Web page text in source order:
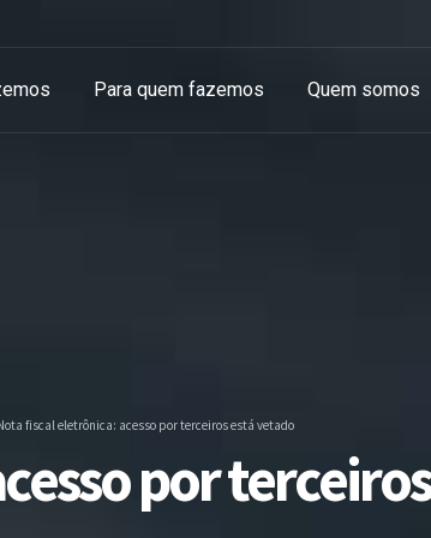
Para quem fazemos Quem somos
fiscal eletrônica: acesso por terceiros está vetado
por